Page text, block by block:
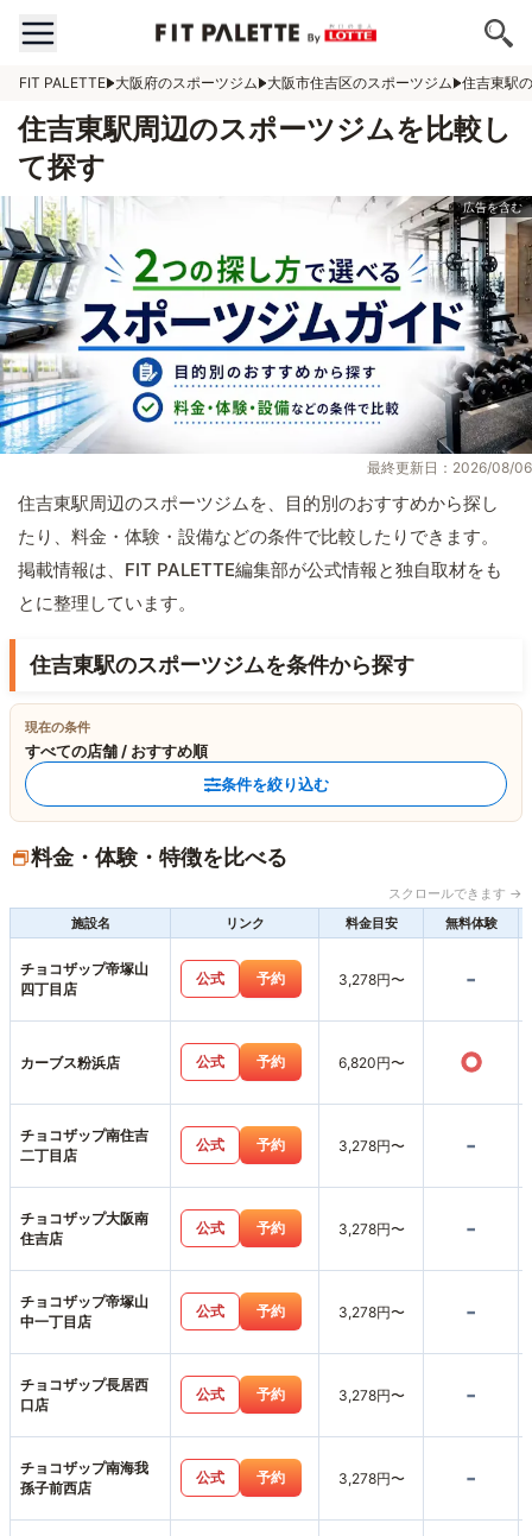
FIT PALETTE 大阪府のスポーツジム 大阪市住吉区のスポーツジム 住吉東駅
住吉東駅周辺のスポーツジムを比較し
て探す
最終更新日：2026/08/06
住吉東駅周辺のスポーツジムを、目的別のおすすめから探し
たり、料金・体験・設備などの条件で比較したりできます。
掲載情報は、FIT PALETTE編集部が公式情報と独自取材をも
とに整理しています。
住吉東駅のスポーツジムを条件から探す
現在の条件
すべての店舗 / おすすめ順
条件を絞り込む
料金・体験・特徴を比べる
スクロールできます →
施設名
リンク 料金目安 無料体験
チョコザップ帝塚山
四丁目店
公式 予約 3,278円〜 -
カーブス粉浜店 公式 予約 6,820円〜 ○
チョコザップ南住吉
二丁目店
公式 予約 3,278円〜 -
チョコザップ大阪南
住吉店
公式 予約 3,278円〜 -
チョコザップ帝塚山
中一丁目店
公式 予約 3,278円〜 -
チョコザップ長居西
口店
公式 予約 3,278円〜 -
チョコザップ南海我
孫子前西店
公式 予約 3,278円〜 -